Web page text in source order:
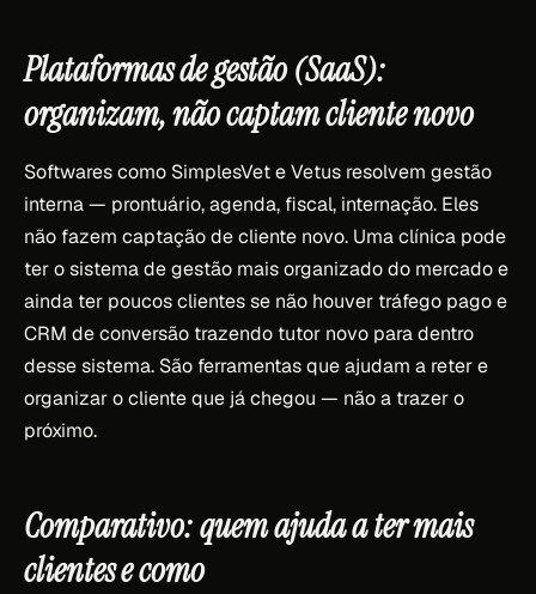
Plataformas de gestão (SaaS):
organizam, não captam cliente novo
Softwares como SimplesVet e Vetus resolvem gestão
interna — prontuário, agenda, fiscal, internação. Eles
não fazem captação de cliente novo. Uma clínica pode
ter o sistema de gestão mais organizado do mercado e
ainda ter poucos clientes se não houver tráfego pago e
CRM de conversão trazendo tutor novo para dentro
desse sistema. São ferramentas que ajudam a reter e
organizar o cliente que já chegou — não a trazer o
próximo.
Comparativo: quem ajuda a ter mais
clientes e como